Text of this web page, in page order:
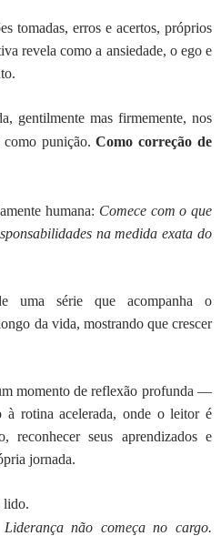
tomadas, erros e acertos, próprios
revela como a ansiedade, o ego e
gentilmente mas firmemente, nos
como punição.Como correção de
humana: Comece com o que
na medida exata do
série que acompanha o
da vida, mostrando que crescer
momento de reflexão profunda —
à rotina acelerada, onde o leitor é
reconhecer seus aprendizados e
jornada.
lido.
Liderança não começa no cargo.